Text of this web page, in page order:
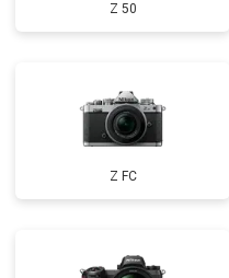
Z 50
Z FC